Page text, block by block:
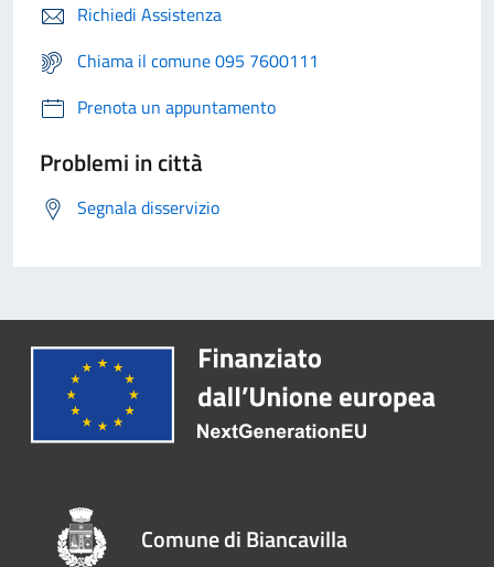
Richiedi Assistenza
Chiama il comune 095 7600111
Prenota un appuntamento
Problemi in città
Segnala disservizio
Comune di Biancavilla